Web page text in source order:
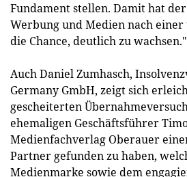
Fundament stellen. Damit hat
Werbung und Medien nach
die Chance, deutlich zu wachsen."
Auch Daniel Zumhasch,
Germany GmbH, zeigt sich
gescheiterten
ehemaligen Geschäftsführer
Medienfachverlag Oberauer
Partner gefunden zu haben,
Medienmarke sowie dem